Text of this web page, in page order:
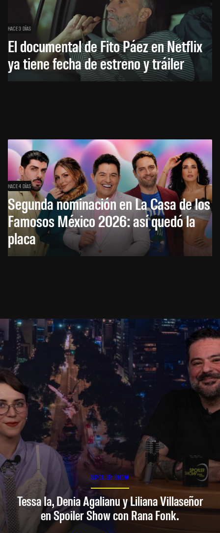
HACE 3 DÍAS
El documental de Fito Páez en Netflix
ya tiene fecha de estreno y tráiler
HACE 4 DÍAS
Segunda nominación en La Casa de los
Famosos México 2026: así quedó la
placa
SPOILER SHOW
Tessa Ia, Denia Agalianu y Liliana Villaseñor
en Spoiler Show con Rana Fonk.